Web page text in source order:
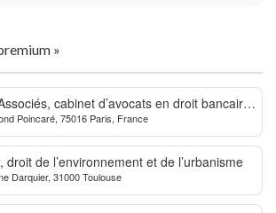
»
cabinet d’avocats en droit bancaire,
et escroqueries financières
Poincaré, 75016 Paris, France
droit de l’environnement et de l’urbanisme
Darquier, 31000 Toulouse